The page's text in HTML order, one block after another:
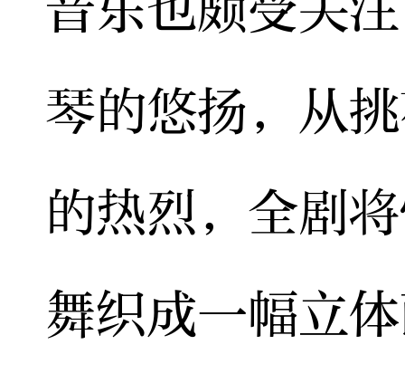
琴的悠扬，从
的热烈，全剧
舞织成一幅立